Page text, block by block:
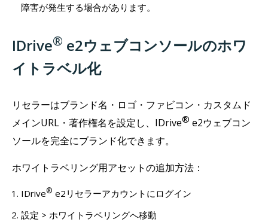
障害が発生する場合があります。
IDrive® e2ウェブコンソールのホワ
イトラベル化
リセラーはブランド名・ロゴ・ファビコン・カスタムド
メインURL・著作権名を設定し、IDrive® e2ウェブコン
ソールを完全にブランド化できます。
ホワイトラベリング用アセットの追加方法：
IDrive® e2リセラーアカウントにログイン
設定 > ホワイトラベリングへ移動